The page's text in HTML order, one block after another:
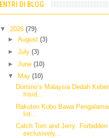
ENTRI DI BLOG
▼ 2026(79)
► August (3)
► July (3)
► June (10)
▼
May (10)
Domino’s Malaysia Dedah
Insid...
Rakuten Kobo Bawa
Int...
Catch Tom and Jerry:
exclusively...